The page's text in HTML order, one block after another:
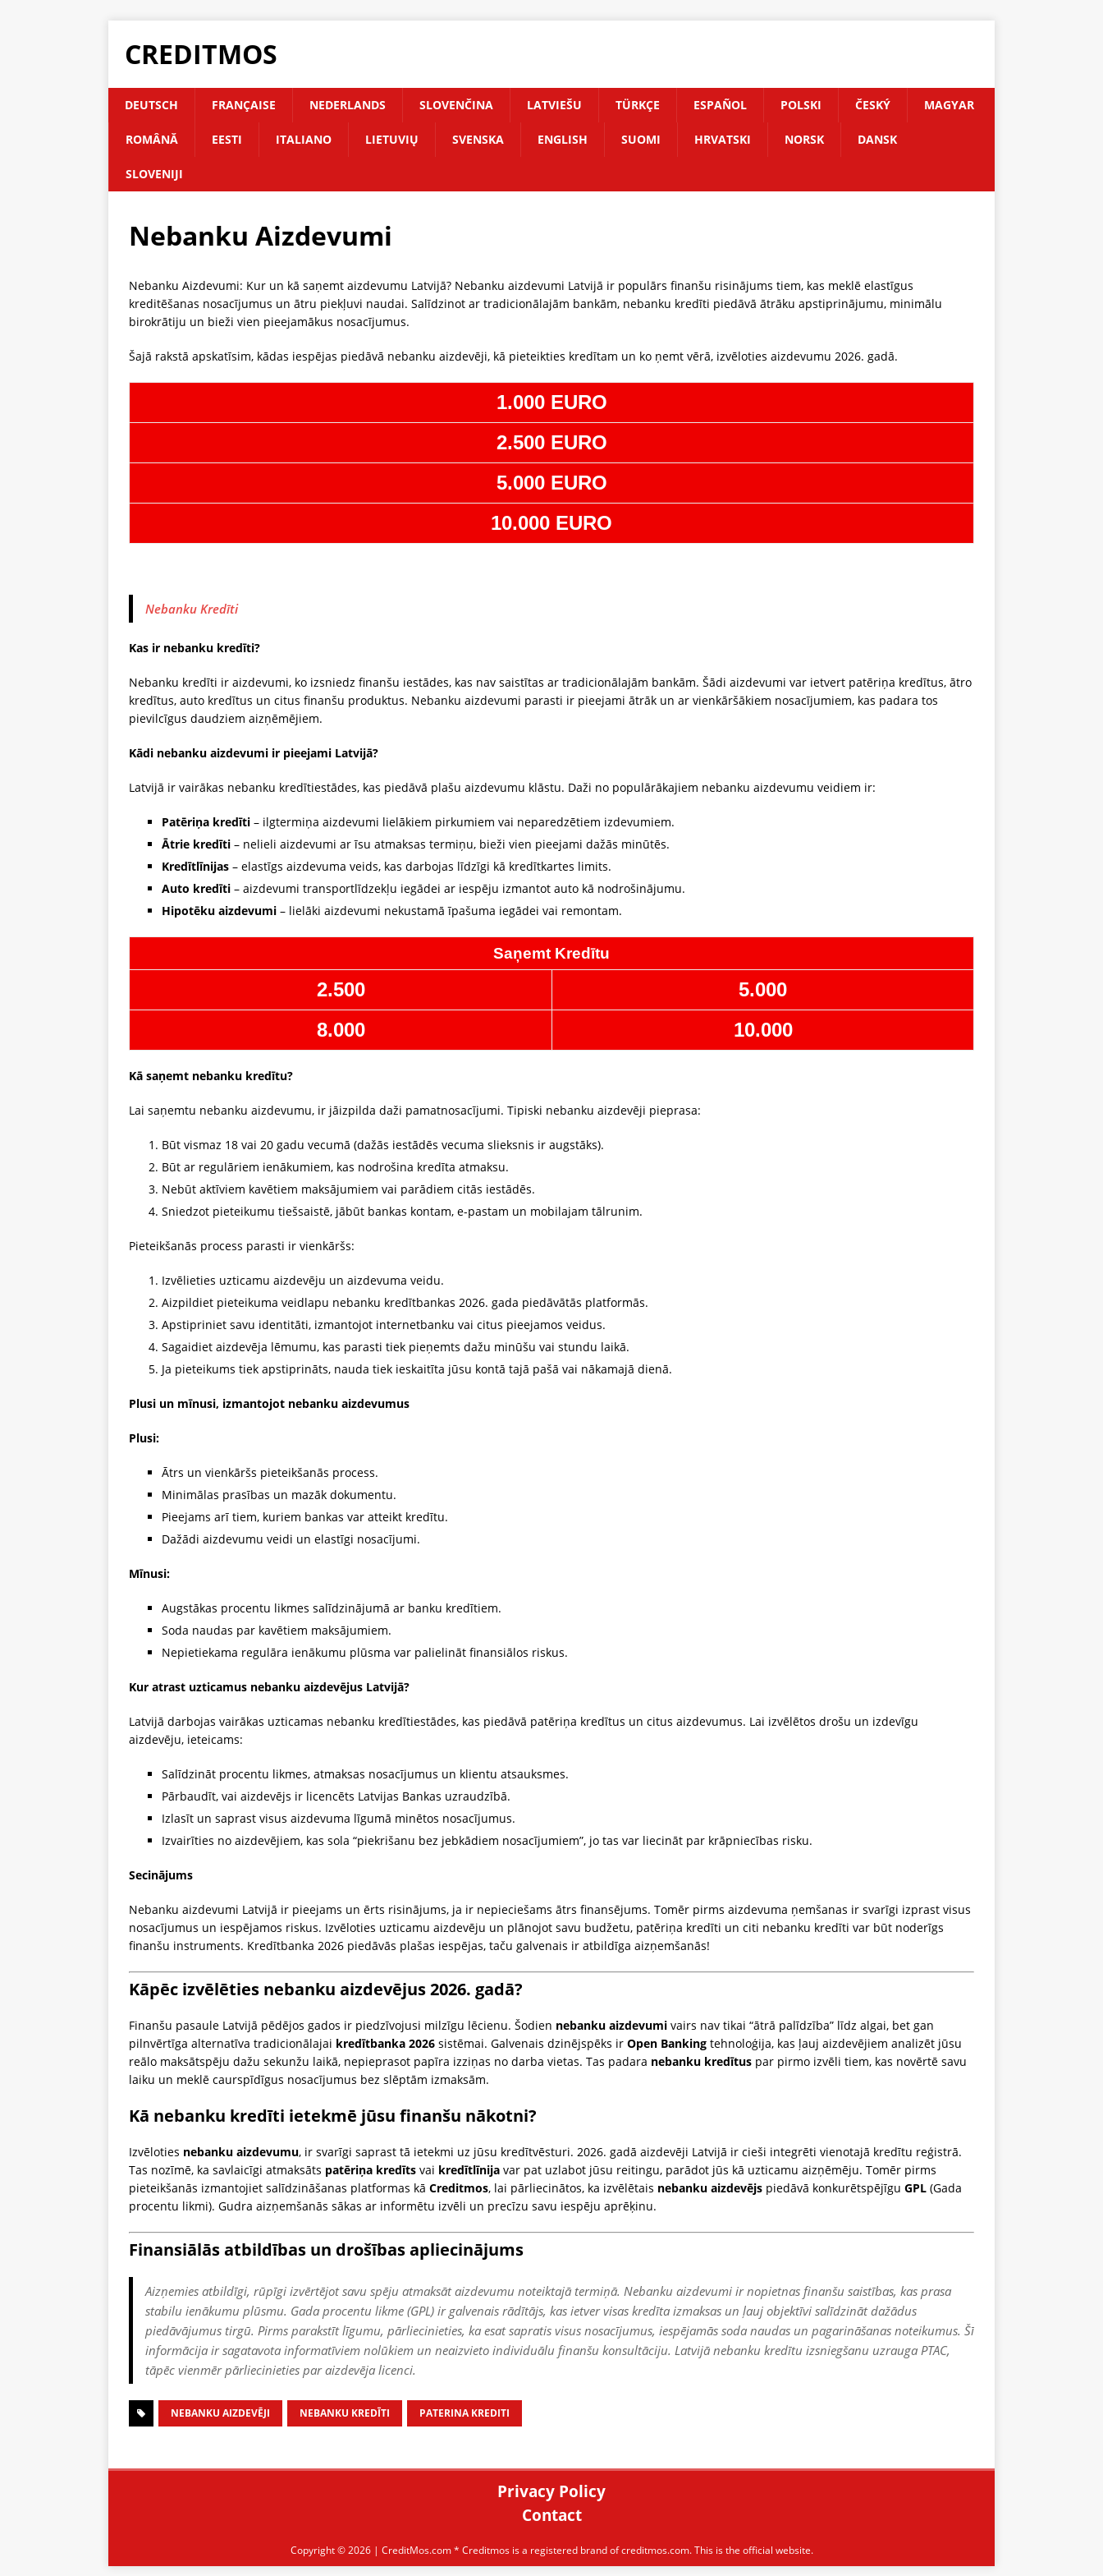
CREDITMOS
DEUTSCH FRANÇAISE NEDERLANDS SLOVENČINA LATVIEŠU TÜRKÇE ESPAÑOL POLSKI ČESKÝ MAGYAR
ROMÂNĂ EESTI ITALIANO LIETUVIŲ SVENSKA ENGLISH SUOMI HRVATSKI NORSK DANSK
SLOVENIJI
Nebanku Aizdevumi
Nebanku Aizdevumi: Kur un kā saņemt aizdevumu Latvijā? Nebanku aizdevumi Latvijā ir populārs finanšu risinājums tiem, kas meklē elastīgus
kreditēšanas nosacījumus un ātru piekļuvi naudai. Salīdzinot ar tradicionālajām bankām, nebanku kredīti piedāvā ātrāku apstiprinājumu, minimālu
birokrātiju un bieži vien pieejamākus nosacījumus.
Šajā rakstā apskatīsim, kādas iespējas piedāvā nebanku aizdevēji, kā pieteikties kredītam un ko ņemt vērā, izvēloties aizdevumu 2026. gadā.
1.000 EURO
2.500 EURO
5.000 EURO
10.000 EURO
Nebanku Kredīti
Kas ir nebanku kredīti?
Nebanku kredīti ir aizdevumi, ko izsniedz finanšu iestādes, kas nav saistītas ar tradicionālajām bankām. Šādi aizdevumi var ietvert patēriņa kredītus, ātro
kredītus, auto kredītus un citus finanšu produktus. Nebanku aizdevumi parasti ir pieejami ātrāk un ar vienkāršākiem nosacījumiem, kas padara tos
pievilcīgus daudziem aizņēmējiem.
Kādi nebanku aizdevumi ir pieejami Latvijā?
Latvijā ir vairākas nebanku kredītiestādes, kas piedāvā plašu aizdevumu klāstu. Daži no populārākajiem nebanku aizdevumu veidiem ir:
Patēriņa kredīti – ilgtermiņa aizdevumi lielākiem pirkumiem vai neparedzētiem izdevumiem.
Ātrie kredīti – nelieli aizdevumi ar īsu atmaksas termiņu, bieži vien pieejami dažās minūtēs.
Kredītlīnijas – elastīgs aizdevuma veids, kas darbojas līdzīgi kā kredītkartes limits.
Auto kredīti – aizdevumi transportlīdzekļu iegādei ar iespēju izmantot auto kā nodrošinājumu.
Hipotēku aizdevumi – lielāki aizdevumi nekustamā īpašuma iegādei vai remontam.
Saņemt Kredītu
2.500
5.000
8.000
10.000
Kā saņemt nebanku kredītu?
Lai saņemtu nebanku aizdevumu, ir jāizpilda daži pamatnosacījumi. Tipiski nebanku aizdevēji pieprasa:
Būt vismaz 18 vai 20 gadu vecumā (dažās iestādēs vecuma slieksnis ir augstāks).
Būt ar regulāriem ienākumiem, kas nodrošina kredīta atmaksu.
Nebūt aktīviem kavētiem maksājumiem vai parādiem citās iestādēs.
Sniedzot pieteikumu tiešsaistē, jābūt bankas kontam, e-pastam un mobilajam tālrunim.
Pieteikšanās process parasti ir vienkāršs:
Izvēlieties uzticamu aizdevēju un aizdevuma veidu.
Aizpildiet pieteikuma veidlapu nebanku kredītbankas 2026. gada piedāvātās platformās.
Apstipriniet savu identitāti, izmantojot internetbanku vai citus pieejamos veidus.
Sagaidiet aizdevēja lēmumu, kas parasti tiek pieņemts dažu minūšu vai stundu laikā.
Ja pieteikums tiek apstiprināts, nauda tiek ieskaitīta jūsu kontā tajā pašā vai nākamajā dienā.
Plusi un mīnusi, izmantojot nebanku aizdevumus
Plusi:
Ātrs un vienkāršs pieteikšanās process.
Minimālas prasības un mazāk dokumentu.
Pieejams arī tiem, kuriem bankas var atteikt kredītu.
Dažādi aizdevumu veidi un elastīgi nosacījumi.
Mīnusi:
Augstākas procentu likmes salīdzinājumā ar banku kredītiem.
Soda naudas par kavētiem maksājumiem.
Nepietiekama regulāra ienākumu plūsma var palielināt finansiālos riskus.
Kur atrast uzticamus nebanku aizdevējus Latvijā?
Latvijā darbojas vairākas uzticamas nebanku kredītiestādes, kas piedāvā patēriņa kredītus un citus aizdevumus. Lai izvēlētos drošu un izdevīgu
aizdevēju, ieteicams:
Salīdzināt procentu likmes, atmaksas nosacījumus un klientu atsauksmes.
Pārbaudīt, vai aizdevējs ir licencēts Latvijas Bankas uzraudzībā.
Izlasīt un saprast visus aizdevuma līgumā minētos nosacījumus.
Izvairīties no aizdevējiem, kas sola “piekrišanu bez jebkādiem nosacījumiem”, jo tas var liecināt par krāpniecības risku.
Secinājums
Nebanku aizdevumi Latvijā ir pieejams un ērts risinājums, ja ir nepieciešams ātrs finansējums. Tomēr pirms aizdevuma ņemšanas ir svarīgi izprast visus
nosacījumus un iespējamos riskus. Izvēloties uzticamu aizdevēju un plānojot savu budžetu, patēriņa kredīti un citi nebanku kredīti var būt noderīgs
finanšu instruments. Kredītbanka 2026 piedāvās plašas iespējas, taču galvenais ir atbildīga aizņemšanās!
Kāpēc izvēlēties nebanku aizdevējus 2026. gadā?
Finanšu pasaule Latvijā pēdējos gados ir piedzīvojusi milzīgu lēcienu. Šodien nebanku aizdevumi vairs nav tikai “ātrā palīdzība” līdz algai, bet gan
pilnvērtīga alternatīva tradicionālajai kredītbanka 2026 sistēmai. Galvenais dzinējspēks ir Open Banking tehnoloģija, kas ļauj aizdevējiem analizēt jūsu
reālo maksātspēju dažu sekunžu laikā, nepieprasot papīra izziņas no darba vietas. Tas padara nebanku kredītus par pirmo izvēli tiem, kas novērtē savu
laiku un meklē caurspīdīgus nosacījumus bez slēptām izmaksām.
Kā nebanku kredīti ietekmē jūsu finanšu nākotni?
Izvēloties nebanku aizdevumu, ir svarīgi saprast tā ietekmi uz jūsu kredītvēsturi. 2026. gadā aizdevēji Latvijā ir cieši integrēti vienotajā kredītu reģistrā.
Tas nozīmē, ka savlaicīgi atmaksāts patēriņa kredīts vai kredītlīnija var pat uzlabot jūsu reitingu, parādot jūs kā uzticamu aizņēmēju. Tomēr pirms
pieteikšanās izmantojiet salīdzināšanas platformas kā Creditmos, lai pārliecinātos, ka izvēlētais nebanku aizdevējs piedāvā konkurētspējīgu GPL (Gada
procentu likmi). Gudra aizņemšanās sākas ar informētu izvēli un precīzu savu iespēju aprēķinu.
Finansiālās atbildības un drošības apliecinājums
Aizņemies atbildīgi, rūpīgi izvērtējot savu spēju atmaksāt aizdevumu noteiktajā termiņā. Nebanku aizdevumi ir nopietnas finanšu saistības, kas prasa
stabilu ienākumu plūsmu. Gada procentu likme (GPL) ir galvenais rādītājs, kas ietver visas kredīta izmaksas un ļauj objektīvi salīdzināt dažādus
piedāvājumus tirgū. Pirms parakstīt līgumu, pārliecinieties, ka esat sapratis visus nosacījumus, iespējamās soda naudas un pagarināšanas noteikumus. Šī
informācija ir sagatavota informatīviem nolūkiem un neaizvieto individuālu finanšu konsultāciju. Latvijā nebanku kredītu izsniegšanu uzrauga PTAC,
tāpēc vienmēr pārliecinieties par aizdevēja licenci.
NEBANKU AIZDEVĒJI NEBANKU KREDĪTI PATERINA KREDITI
Privacy Policy
Contact
Copyright © 2026 | CreditMos.com* Creditmos is a registered brand of creditmos.com. This is the official website.